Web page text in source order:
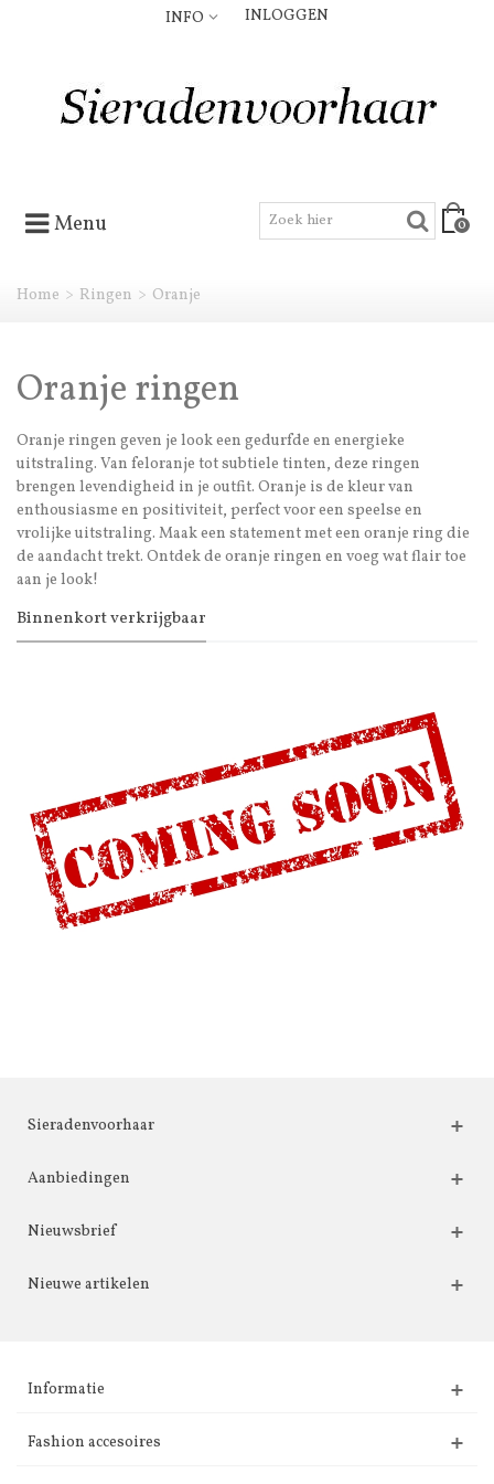
INFO INLOGGEN
Menu 0
Home > Ringen > Oranje
Oranje ringen
Oranje ringen geven je look een gedurfde en energieke
uitstraling. Van feloranje tot subtiele tinten, deze ringen
brengen levendigheid in je outfit. Oranje is de kleur van
enthousiasme en positiviteit, perfect voor een speelse en
vrolijke uitstraling. Maak een statement met een oranje ring die
de aandacht trekt. Ontdek de oranje ringen en voeg wat flair toe
aan je look!
Binnenkort verkrijgbaar
Sieradenvoorhaar
Aanbiedingen
Nieuwsbrief
Nieuwe artikelen
Informatie
Fashion accesoires